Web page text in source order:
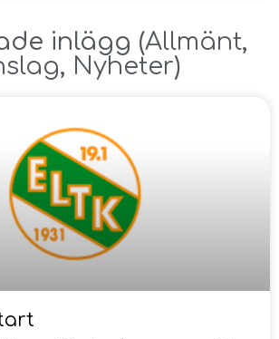
inlägg ​(Allmänt,
, Nyheter)